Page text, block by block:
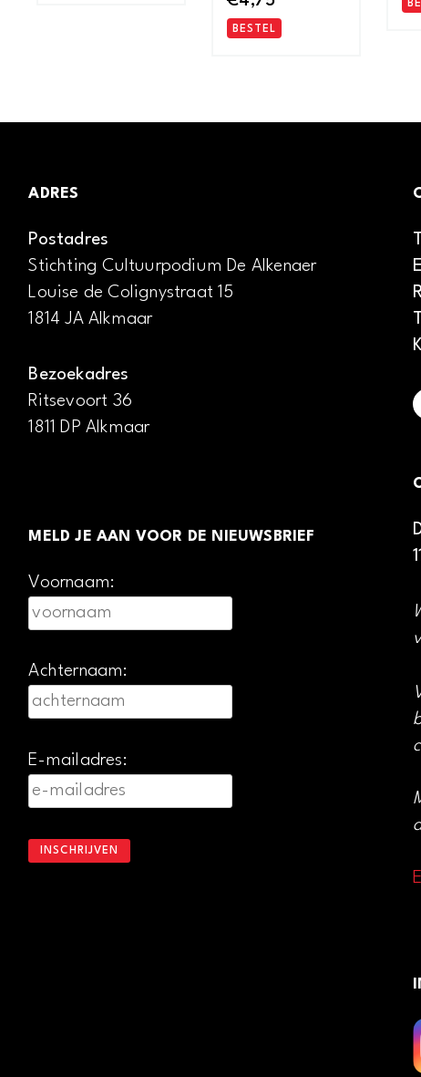
BESTEL
ADRES
Postadres
Stichting Cultuurpodium De Alkenaer
Louise de Colignystraat 15
1814 JA Alkmaar
Bezoekadres
Ritsevoort 36
1811 DP Alkmaar
MELD JE AAN VOOR DE NIEUWSBRIEF
Voornaam:
Achternaam:
E-mailadres: